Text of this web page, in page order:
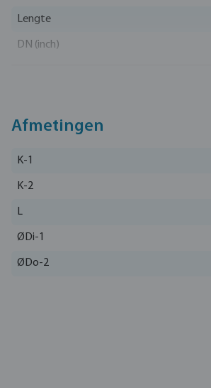
Lengte
DN (inch)
Artikelnummer
Afmetingen
K-1
K-2
L
ØDi-1
ØDo-2